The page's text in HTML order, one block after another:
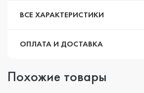
ВСЕ ХАРАКТЕРИСТИКИ
ОПЛАТА И ДОСТАВКА
Похожие товары